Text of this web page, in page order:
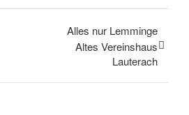
Alles nur Lemminge
Altes Vereinshaus
Lauterach